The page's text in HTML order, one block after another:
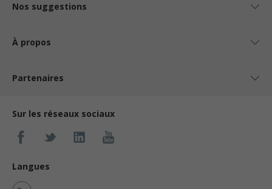
Nos suggestions
À propos
Partenaires
Sur les réseaux sociaux
Langues